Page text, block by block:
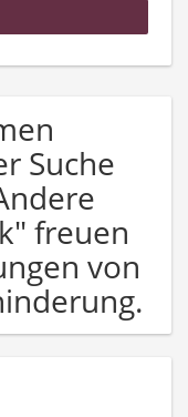
Suche
freuen
von